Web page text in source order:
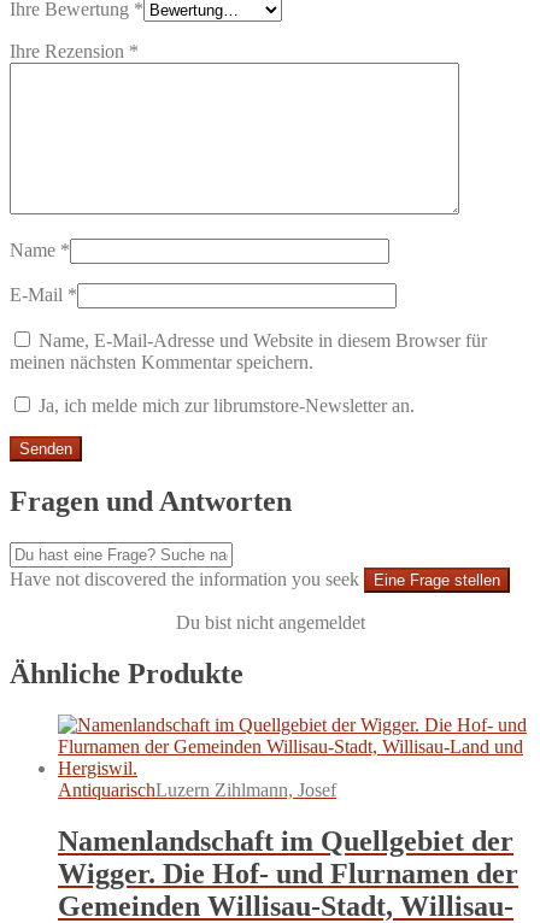
Ihre Bewertung *
Ihre Rezension *
Name *
E-Mail *
Name, E-Mail-Adresse und Website in diesem Browser für
meinen nächsten Kommentar speichern.
Ja, ich melde mich zur librumstore-Newsletter an.
Fragen und Antworten
Have not discovered the information you seek Eine Frage stellen
Du bist nicht angemeldet
Ähnliche Produkte
AntiquarischLuzern Zihlmann, Josef
Namenlandschaft im Quellgebiet der
Wigger. Die Hof- und Flurnamen der
Gemeinden Willisau-Stadt, Willisau-